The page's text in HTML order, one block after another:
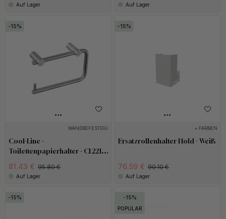
Auf Lager Auf Lager
15
WANDBEFESTIGUNG
Cool-Line -
Toilettenpapierhalter - CL221 -
81.43 € 95.80 €
Auf Lager
15
+ FARBEN
Ersatzrollenhalter Hold - Weiß
76.59 € 90.10 €
Auf Lager
15
15
POPULAR